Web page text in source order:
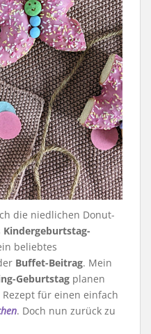
die niedlichen Donut-
Kindergeburtstag-
beliebtes
Buffet-Beitrag. Mein
Geburtstag planen
für einen einfach
. Doch nun zurück zu